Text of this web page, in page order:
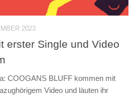
2023
erster Single und Video
COOGANS BLUFF kommen mit
Video und läuten ihr